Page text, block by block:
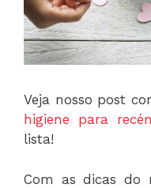
Veja nosso post
higiene para
lista!
Com as dicas do